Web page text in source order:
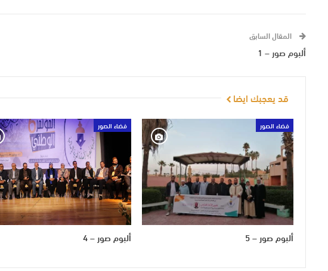
المقال السابق
ألبوم صور – 1
قد يعجبك ايضا
فضاء الصور
ألبوم صور – 5
فضاء الصور
ألبوم صور – 4